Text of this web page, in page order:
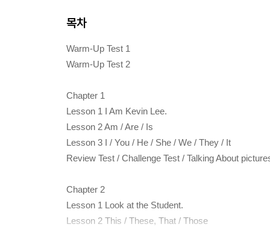
목차
Warm-Up Test 1
Warm-Up Test 2
Chapter 1
Lesson 1 I Am Kevin Lee.
Lesson 2 Am / Are / Is
Lesson 3 I / You / He / She / We / They / It
Review Test / Challenge Test / Talking About
Chapter 2
Lesson 1 Look at the Student.
Lesson 2 This / These, That / Those